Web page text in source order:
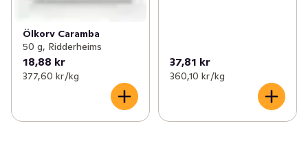
Ölkorv Caramba
50 g, Ridderheims
18,88 kr
377,60 kr /kg
37,81 kr
360,10 kr /kg